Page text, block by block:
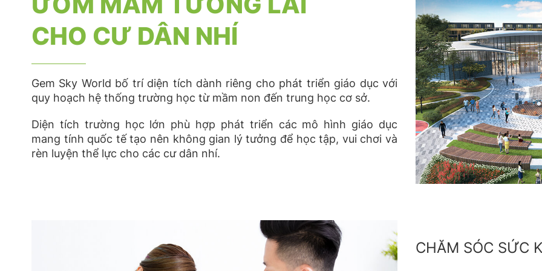
CHO CƯ DÂN NHÍ
Gem Sky World bố trí diện tích dành riêng cho phát triển giáo dục với
quy hoạch hệ thống trường học từ mầm non đến trung học cơ sở.
Diện tích trường học lớn phù hợp phát triển các mô hình giáo dục
mang tính quốc tế tạo nên không gian lý tưởng để học tập, vui chơi và
rèn luyện thể lực cho các cư dân nhí.
CHĂM SÓC SỨC